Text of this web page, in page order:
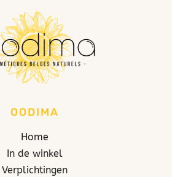
OODIMA
Home
In de winkel
Verplichtingen